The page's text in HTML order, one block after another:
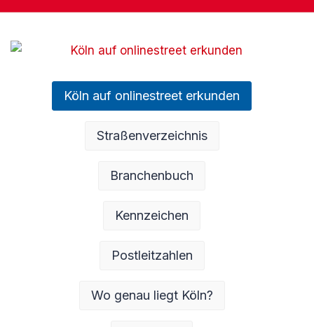
Köln auf onlinestreet erkunden
Straßenverzeichnis
Branchenbuch
Kennzeichen
Postleitzahlen
Wo genau liegt Köln?